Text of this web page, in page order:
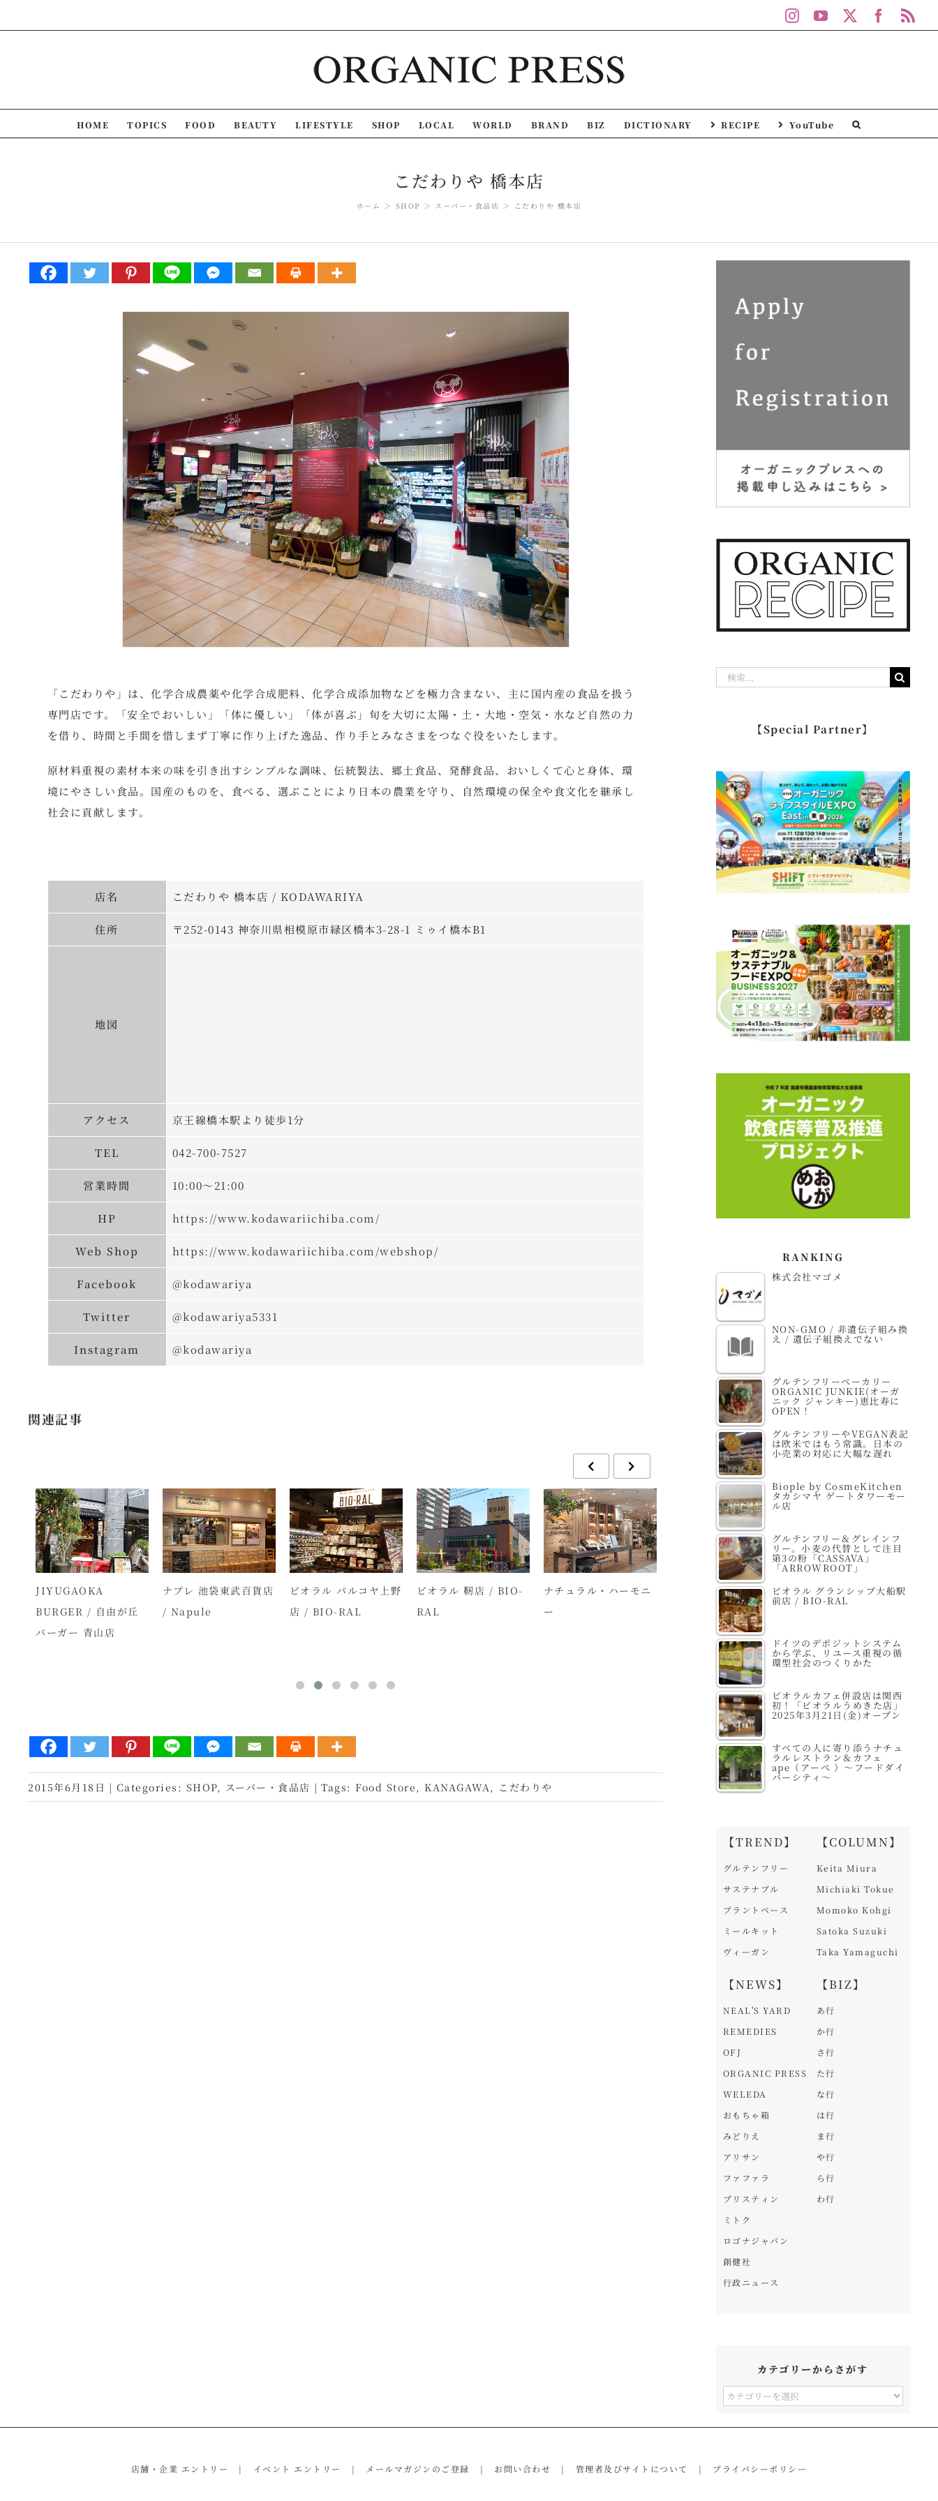
to
InstagramYouTube
HOME TOPICS FOOD BEAUTY LIFESTYLE SHOP LOCAL WORLD BRAND BIZ DICTIONARY RECIPE YouTube
こだわりや 橋本店
ホーム SHOP スーパー・食品店 こだわりや 橋本店
「こだわりや」は、化学合成農薬や化学合成肥料、化学合成添加物などを極力含まない、主に国内産の食品を扱う
専門店です。「安全でおいしい」「体に優しい」「体が喜ぶ」旬を大切に太陽・土・大地・空気・水など自然の力
を借り、時間と手間を惜しまず丁寧に作り上げた逸品、作り手とみなさまをつなぐ役をいたします。
原材料重視の素材本来の味を引き出すシンプルな調味、伝統製法、郷土食品、発酵食品、おいしくて心と身体、環
境にやさしい食品。国産のものを、食べる、選ぶことにより日本の農業を守り、自然環境の保全や食文化を継承し
社会に貢献します。
店名 こだわりや 橋本店 / KODAWARIYA
住所 〒252-0143 神奈川県相模原市緑区橋本3-28-1 ミゥイ橋本B1
地図
アクセス 京王線橋本駅より徒歩1分
TEL 042-700-7527
営業時間 10:00～21:00
HP https://www.kodawariichiba.com/
Web Shop https://www.kodawariichiba.com/webshop/
Facebook @kodawariya
Twitter @kodawariya5331
Instagram @kodawariya
関連記事
JIYUGAOKA
BURGER / 自由が丘
バーガー 青山店
ナプレ 池袋東武百貨店
/ Napule
ビオラル パルコヤ上野
店 / BIO-RAL
ビオラル 靭店 / BIO-
RAL
ナチュラル・ハーモニ
ー
ボンラスパイユ西武新
宿ペペ店 / natural &
organic bonraspail
JIYUGAOKA
2015年6月18日 | Categories: SHOP, スーパー・食品店 | Tags:Food Store,KANAGAWA, こだわりや
【Special Partner】
RANKING
株式会社マゴメ
NON-GMO / 非遺伝子組み換
え / 遺伝子組換えでない
グルテンフリーベーカリー
ORGANIC JUNKIE(オーガ
ニック ジャンキー)恵比寿に
OPEN！
グルテンフリーやVEGAN表記
は欧米ではもう常識。日本の
小売業の対応に大幅な遅れ
Biople by CosmeKitchen
タカシマヤ ゲートタワーモー
ル店
グルテンフリー＆グレインフ
リー。小麦の代替として注目
第3の粉「CASSAVA」
「ARROWROOT」
ビオラル グランシップ大船駅
前店 / BIO-RAL
ドイツのデポジットシステム
から学ぶ、リユース重視の循
環型社会のつくりかた
ビオラルカフェ併設店は関西
初！「ビオラルうめきた店」
2025年3月21日(金)オープン
すべての人に寄り添うナチュ
ラルレストラン＆カフェ
ape（アーペ ）～フードダイ
バーシティ～
【TREND】
グルテンフリー
サステナブル
プラントベース
ミールキット
ヴィーガン
【NEWS】
NEAL'S YARD
REMEDIES
OFJ
ORGANIC PRESS
WELEDA
おもちゃ箱
みどりえ
アリサン
ファファラ
プリスティン
ミトク
ロゴナジャパン
創健社
行政ニュース
【COLUMN】
Keita Miura
Michiaki Tokue
Momoko Kohgi
Satoka Suzuki
Taka Yamaguchi
【BIZ】
あ行
か行
さ行
た行
な行
は行
ま行
や行
ら行
わ行
カテゴリーからさがす
カ
ー
店舗・企業 エントリー イベント エントリー メールマガジンのご登録 お問い合わせ 管理者及びサイトについて プライバシーポリシー